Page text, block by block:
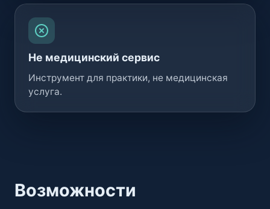
Не медицинский сервис
Инструмент для практики, не медицинская
услуга.
Возможности